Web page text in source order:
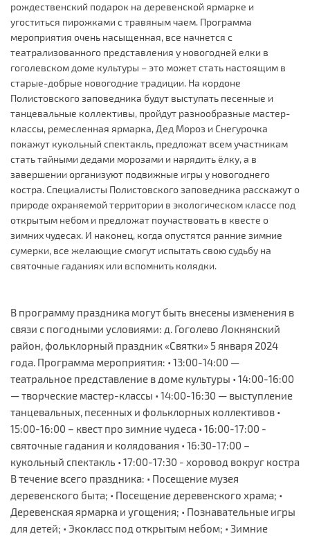
рождественский подарок на деревенской ярмарке и
угоститься пирожками с травяным чаем. Программа
мероприятия очень насыщенная, все начнется с
театрализованного представления у новогодней елки в
гоголевском доме культуры – это может стать настоящим в
старые-добрые новогодние традиции. На кордоне
Полистовского заповедника будут выступать песенные и
танцевальные коллективы, пройдут разнообразные мастер-
классы, ремесленная ярмарка, Дед Мороз и Снегурочка
покажут кукольный спектакль, предложат всем участникам
стать тайными дедами морозами и нарядить ёлку, а в
завершении организуют подвижные игры у новогоднего
костра. Специалисты Полистовского заповедника расскажут о
природе охраняемой территории в экологическом классе под
открытым небом и предложат поучаствовать в квесте о
зимних чудесах. И наконец, когда опустятся ранние зимние
сумерки, все желающие смогут испытать свою судьбу на
святочные гаданиях или вспомнить колядки.
В программу праздника могут быть внесены изменения в
связи с погодными условиями: д. Гоголево Локнянский
район, фольклорный праздник «Святки» 5 января 2024
года. Программа мероприятия: • 13:00-14:00 —
театральное представление в доме культуры • 14:00-16:00
— творческие мастер-классы • 14:00-16:30 — выступление
танцевальных, песенных и фольклорных коллективов •
15:00-16:00 – квест про зимние чудеса • 16:00-17:00 -
святочные гадания и колядования • 16:30-17:00 –
кукольный спектакль • 17:00-17:30 - хоровод вокруг костра
В течение всего праздника: • Посещение музея
деревенского быта; • Посещение деревенского храма; •
Деревенская ярмарка и угощения; • Познавательные игры
для детей; • Экокласс под открытым небом; • Зимние